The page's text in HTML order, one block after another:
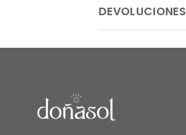
DEVOLUCIONES